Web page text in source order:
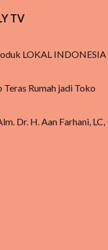
TV
LOKAL INDONESIA
Rumah jadi Toko
Dr. H. Aan Farhani, LC,